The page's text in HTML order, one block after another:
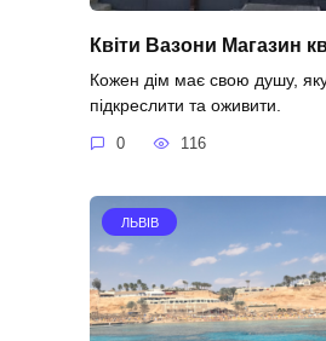
Квіти Вазони Магазин
Кожен дім має свою душу,
підкреслити та оживити.
0 116
ЛЬВІВ